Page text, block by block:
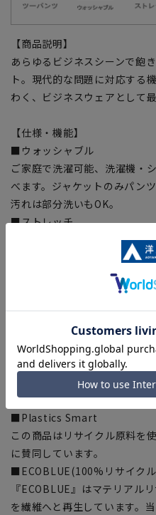
【商品説明】
あらゆるビジネスシーンで飽
ト。現代的な問題に対応する
わく、ビジネスウェアとして
【仕様・機能】
■ウォッシャブル
ご家庭で洗濯可能、洗濯機・
べます。ジャケットのみパン
汚れは部分洗いもOK。
■ストレッチ
快適な着心地をサポートする
生地特性により綺麗なプリー
スラックスを交互に使用する
■アジャスター
ウエスト調節可能、実寸から
■パンツ総裏
尻側にも裏地を付けた総裏仕
けていますが、透け防止にも
■Plastics Smart
この商品はリサイクル原料を
に賛同しています。
■ECOBLUE(100%リサイク
『ECOBLUE』はマテリアル
を繊維へと再生しています。